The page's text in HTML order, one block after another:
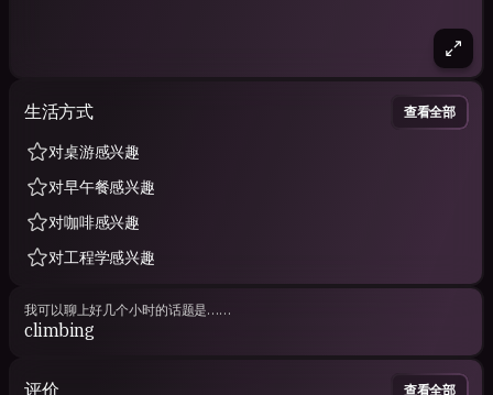
生活方式 查看全部
对桌游感兴趣
对早午餐感兴趣
对咖啡感兴趣
对工程学感兴趣
我可以聊上好几个小时的话题是……
climbing
评价 查看全部